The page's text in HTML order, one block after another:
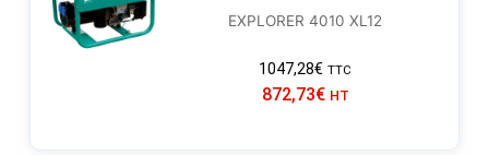
EXPLORER 4010 XL12
1047,28€ TTC
872,73€ HT